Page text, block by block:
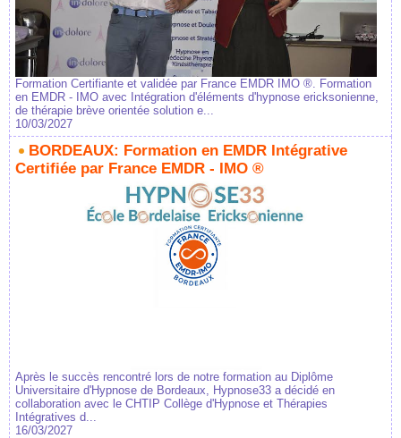
Formation Certifiante et validée par France EMDR IMO ®. Formation
en EMDR - IMO avec Intégration d'éléments d'hypnose ericksonienne,
de thérapie brève orientée solution e...
10/03/2027
BORDEAUX: Formation en EMDR Intégrative
Certifiée par France EMDR - IMO ®
Après le succès rencontré lors de notre formation au Diplôme
Universitaire d'Hypnose de Bordeaux, Hypnose33 a décidé en
collaboration avec le CHTIP Collège d'Hypnose et Thérapies
Intégratives d...
16/03/2027